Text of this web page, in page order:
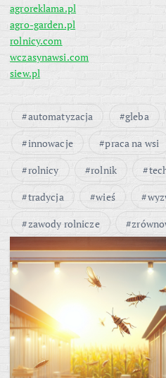
agroreklama.pl
agro-garden.pl
rolnicy.com
wczasynawsi.com
siew.pl
automatyzacja gleba
innowacje
praca na wsi
rolnicy
rolnik
tradycja
wieś
zawody rolnicze